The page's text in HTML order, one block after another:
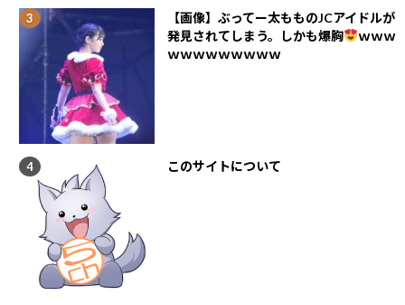
【画像】ぶってー太もものJCアイドルが
発見されてしまう。しかも爆胸
ｗｗｗ
ｗｗｗｗｗｗｗｗｗ
このサイトについて